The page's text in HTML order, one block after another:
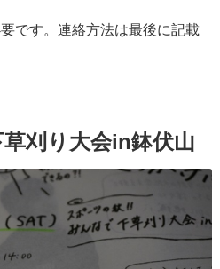
です。連絡方法は最後に記載
刈り大会in鉢伏山